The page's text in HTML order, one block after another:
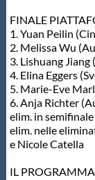
FINALE
1. Yuan Peilin
2. Melissa Wu
3. Lishuang Jiang
4. Elina Eggers
5. Marie-Eve
6. Anja Richter
elim. in
elim. nelle
e Nicole Catella
IL